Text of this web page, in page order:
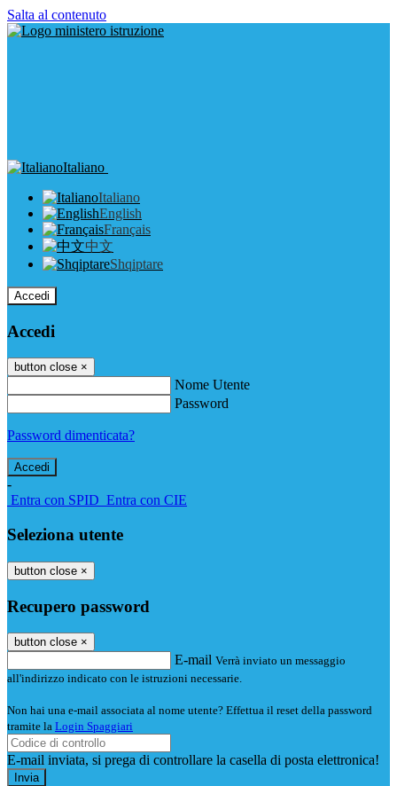
Salta al contenuto
Italiano
Italiano
English
Français
中文
Shqiptare
Accedi
Accedi
button close ×
Nome Utente
Password
Password dimenticata?
-
Entra con SPID Entra con CIE
Seleziona utente
button close ×
Recupero password
button close ×
E-mail Verrà inviato un messaggio
all'indirizzo indicato con le istruzioni necessarie.
Non hai una e-mail associata al nome utente? Effettua il reset della password
tramite la Login Spaggiari
E-mail inviata, si prega di controllare la casella di posta elettronica!